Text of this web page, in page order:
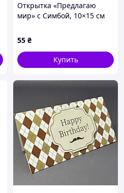
Открытка «Предлагаю
мир» с Симбой, 10×15 см
55 ₴
Купить